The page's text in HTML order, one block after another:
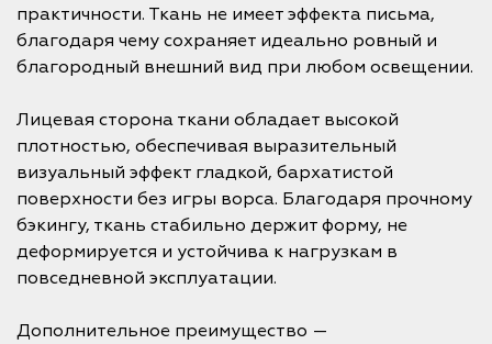
практичности. Ткань не имеет эффекта письма,
благодаря чему сохраняет идеально ровный и
благородный внешний вид при любом освещении.
Лицевая сторона ткани обладает высокой
плотностью, обеспечивая выразительный
визуальный эффект гладкой, бархатистой
поверхности без игры ворса. Благодаря прочному
бэкингу, ткань стабильно держит форму, не
деформируется и устойчива к нагрузкам в
повседневной эксплуатации.
Дополнительное преимущество —